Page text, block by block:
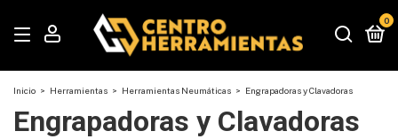
0
Inicio > Herramientas > Herramientas Neumáticas > Engrapadoras y Clavadoras
Engrapadoras y Clavadoras